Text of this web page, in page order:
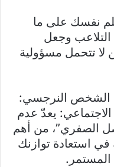
نفسك على ما
وجعل
لا تتحمل مسؤولية
الشخص النرجسي:
يعدّ عدم
الصفري”، من أهم
استعادة توازنك